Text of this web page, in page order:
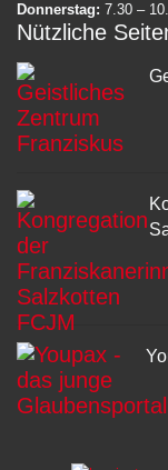
Donnerstag: 7.30 –
Nützliche